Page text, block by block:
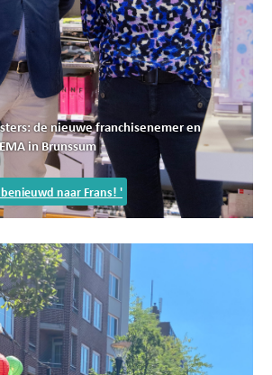
de nieuwe franchisenemer en
in Brunssum
naar Frans! '